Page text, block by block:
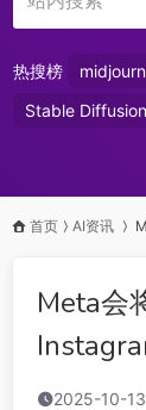
热搜榜
Stable Diffusion
首页 AI资讯
Meta会
2025-10-13